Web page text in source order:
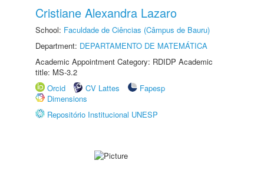
Cristiane Alexandra Lazaro
School: Faculdade de Ciências (Câmpus de Bauru)
Department: DEPARTAMENTO DE MATEMÁTICA
Academic Appointment Category: RDIDP Academic
title: MS-3.2
Orcid
CV Lattes
Fapesp
Dimensions
Repositório Institucional UNESP